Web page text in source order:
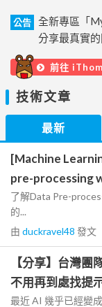
公告
全新專區「
分享最真實
前往
技術文章
最新
[Machine
pre-processing
了解Data Pre-
的...
由 duckravel48 發文
【分享】台灣
不用再到處找提
最近 AI 幾乎已經變